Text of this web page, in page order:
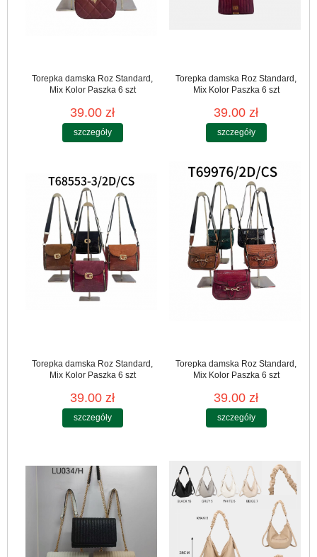
Torepka damska Roz Standard,
Mix Kolor Paszka 6 szt
39.00 zł
szczegóły
Torepka damska Roz Standard,
Mix Kolor Paszka 6 szt
39.00 zł
szczegóły
Torepka damska Roz Standard,
Mix Kolor Paszka 6 szt
39.00 zł
szczegóły
Torepka damska Roz Standard,
Mix Kolor Paszka 6 szt
39.00 zł
szczegóły